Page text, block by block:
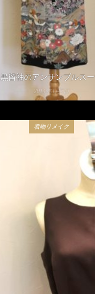
黒留袖のアンサンブルス
2014年3月7日
着物リメイク